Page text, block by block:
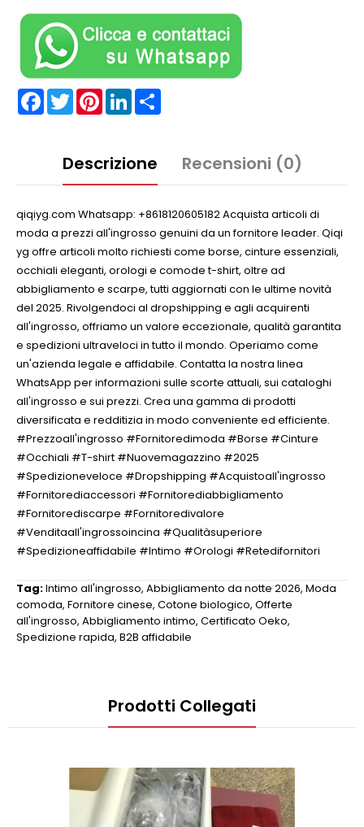
Facebook
TwitterPinterestLinkedIn
Descrizione Recensioni (0)
qiqiyg.com Whatsapp: +8618120605182 Acquista articoli di
moda a prezzi all'ingrosso genuini da un fornitore leader. Qiqi
yg offre articoli molto richiesti come borse, cinture essenziali,
occhiali eleganti, orologi e comode t-shirt, oltre ad
abbigliamento e scarpe, tutti aggiornati con le ultime novità
del 2025. Rivolgendoci al dropshipping e agli acquirenti
all'ingrosso, offriamo un valore eccezionale, qualità garantita
e spedizioni ultraveloci in tutto il mondo. Operiamo come
un'azienda legale e affidabile. Contatta la nostra linea
WhatsApp per informazioni sulle scorte attuali, sui cataloghi
all'ingrosso e sui prezzi. Crea una gamma di prodotti
diversificata e redditizia in modo conveniente ed efficiente.
#Prezzoall'ingrosso #Fornitoredimoda #Borse #Cinture
#Occhiali #T-shirt #Nuovemagazzino #2025
#Spedizioneveloce #Dropshipping #Acquistoall'ingrosso
#Fornitorediaccessori #Fornitorediabbigliamento
#Fornitorediscarpe #Fornitoredivalore
#Venditaall'ingrossoincina #Qualitàsuperiore
#Spedizioneaffidabile #Intimo #Orologi #Retedifornitori
Tag:Intimo all'ingrosso, Abbigliamento da notte 2026, Moda
comoda, Fornitore cinese, Cotone biologico, Offerte
all'ingrosso, Abbigliamento intimo, Certificato Oeko,
Spedizione rapida, B2B affidabile
Prodotti Collegati